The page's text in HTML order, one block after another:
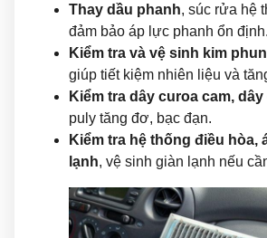
Thay dầu phanh, súc rửa hệ
đảm bảo áp lực phanh ổn định.
Kiểm tra và vệ sinh kim
giúp tiết kiệm nhiên liệu và
Kiểm tra dây curoa cam,
puly tăng đơ, bạc đạn.
Kiểm tra hệ thống điều hòa,
lạnh, vệ sinh giàn lạnh nếu